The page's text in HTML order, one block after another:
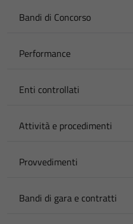
Bandi di Concorso
Performance
Enti controllati
Attività e procedimenti
Provvedimenti
Bandi di gara e contratti